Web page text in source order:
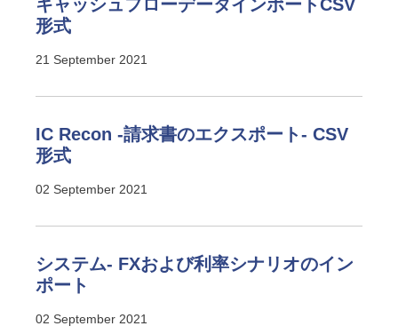
キャッシュフローデータインポートCSV
形式
21 September 2021
IC Recon -請求書のエクスポート- CSV
形式
02 September 2021
システム- FXおよび利率シナリオのイン
ポート
02 September 2021